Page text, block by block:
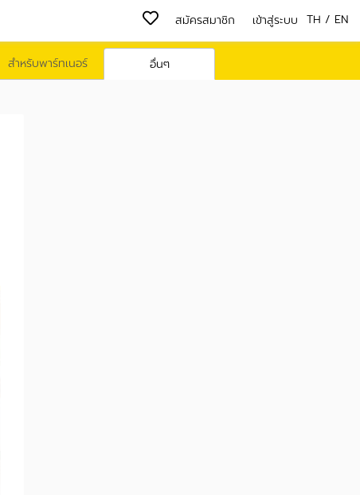
TH / EN
สมัครสมาชิก เข้าสู่ระบบ
สำหรับพาร์ทเนอร์ อื่นๆ